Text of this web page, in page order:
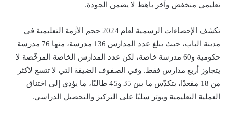
تعليمي منخفض وآخر باهظ لا يضمن الجودة.
تكشف الإحصاءات الرسمية لعام 2024 حجم الأزمة التعليمية في
مدينة الباب، حيث يبلغ عدد المدارس 136 مدرسة، منها 76 مدرسة
حكومية و60 مدرسة خاصة، لكن عدد المدارس الخاصة المرخّصة لا
يتجاوز أربع مدارس فقط. وفي الصفوف الضيقة التي لا تتسع لأكثر
من 18 مقعدًا، يتكدّس ما بين 35 و45 طالبًا، ما يؤدي إلى اختناق
العملية التعليمية ويؤثر سلبًا على التركيز والتحصيل الدراسي.